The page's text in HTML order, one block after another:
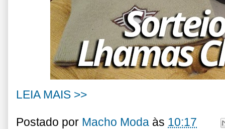
LEIA MAIS >>
Postado por Macho Moda às 10:17